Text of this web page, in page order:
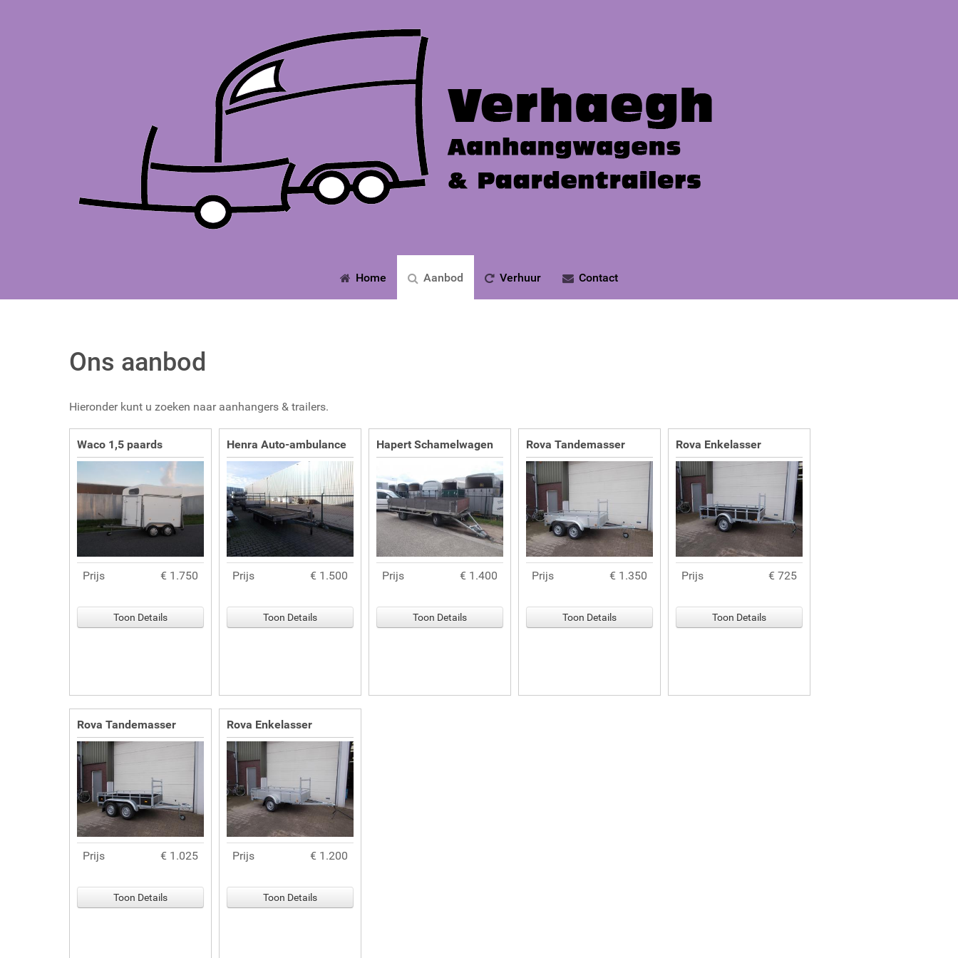
Home Aanbod Verhuur Contact
Ons aanbod
Hieronder kunt u zoeken naar aanhangers & trailers.
Waco 1,5 paards
Prijs € 1.750
Toon Details
Henra Auto-ambulance
Prijs € 1.500
Toon Details
Hapert Schamelwagen
Prijs € 1.400
Toon Details
Rova Tandemasser
Prijs € 1.350
Toon Details
Rova Enkelasser
Prijs € 725
Toon Details
Rova Tandemasser
Prijs € 1.025
Toon Details
Rova Enkelasser
Prijs € 1.200
Toon Details